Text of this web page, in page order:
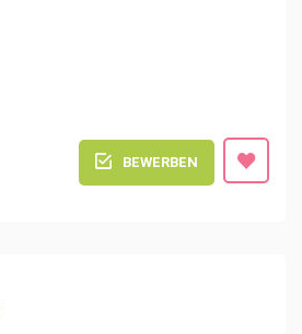
BEWERBEN